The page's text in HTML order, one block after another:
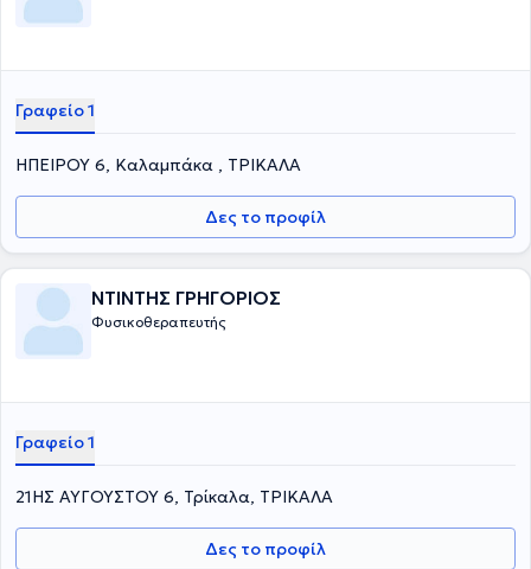
Γραφείο 1
ΗΠΕΙΡΟΥ 6, Καλαμπάκα , ΤΡΙΚΑΛΑ
Δες το προφίλ
ΝΤΙΝΤΗΣ ΓΡΗΓΟΡΙΟΣ
Φυσικοθεραπευτής
Γραφείο 1
21ΗΣ ΑΥΓΟΥΣΤΟΥ 6, Τρίκαλα, ΤΡΙΚΑΛΑ
Δες το προφίλ